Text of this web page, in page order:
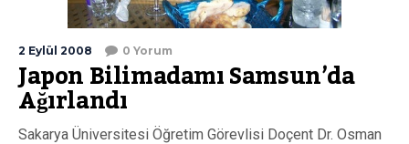
2 Eylül 2008 0 Yorum
Japon Bilimadamı Samsun’da
Ağırlandı
Sakarya Üniversitesi Öğretim Görevlisi Doçent Dr. Osman